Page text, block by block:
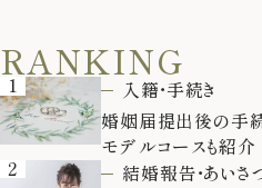
RANKING
1
入籍・手続き
婚姻届提出後の手
モデルコースも紹介
2
結婚報告・あいさ